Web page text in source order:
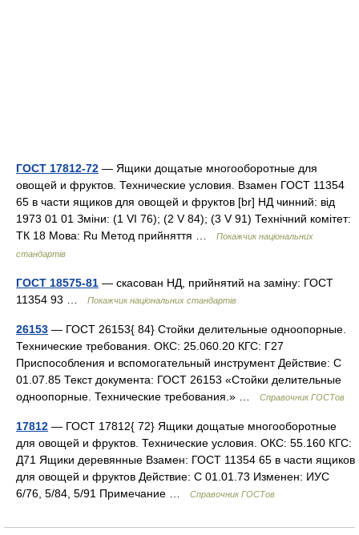
ГОСТ 17812-72 — Ящики дощатые многооборотные для
овощей и фруктов. Технические условия. Взамен ГОСТ 11354
65 в части ящиков для овощей и фруктов [br] НД чинний: від
1973 01 01 Зміни: (1 VI 76); (2 V 84); (3 V 91) Технічний комітет:
ТК 18 Мова: Ru Метод прийняття …
Покажчик національних
стандартів
ГОСТ 18575-81 — скасован НД, прийнятий на заміну: ГОСТ
11354 93 …
Покажчик національних стандартів
26153 — ГОСТ 26153{ 84} Стойки делительные одноопорные.
Технические требования. ОКС: 25.060.20 КГС: Г27
Приспособления и вспомогательный инструмент Действие: С
01.07.85 Текст документа: ГОСТ 26153 «Стойки делительные
одноопорные. Технические требования.» …
Справочник ГОСТов
17812 — ГОСТ 17812{ 72} Ящики дощатые многооборотные
для овощей и фруктов. Технические условия. ОКС: 55.160 КГС:
Д71 Ящики деревянные Взамен: ГОСТ 11354 65 в части ящиков
для овощей и фруктов Действие: С 01.01.73 Изменен: ИУС
6/76, 5/84, 5/91 Примечание …
Справочник ГОСТов